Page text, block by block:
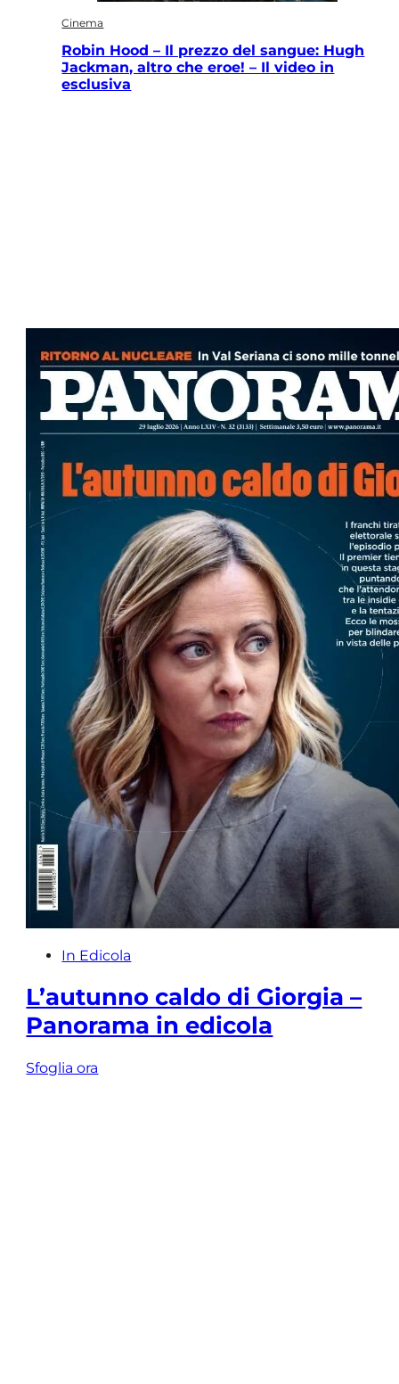
Cinema
Robin Hood – Il prezzo del sangue: Hugh
Jackman, altro che eroe! – Il video in
esclusiva
In Edicola
L’autunno caldo di Giorgia –
Panorama in edicola
Sfoglia ora